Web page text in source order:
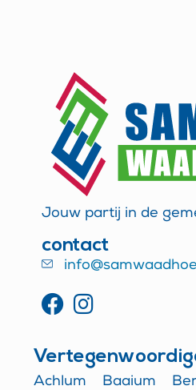
Jouw partij in de
contact
Achlum Baaium